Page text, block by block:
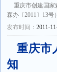
重庆市创建国
森办〔2011〕13
发布时间：2011-
重庆市
知